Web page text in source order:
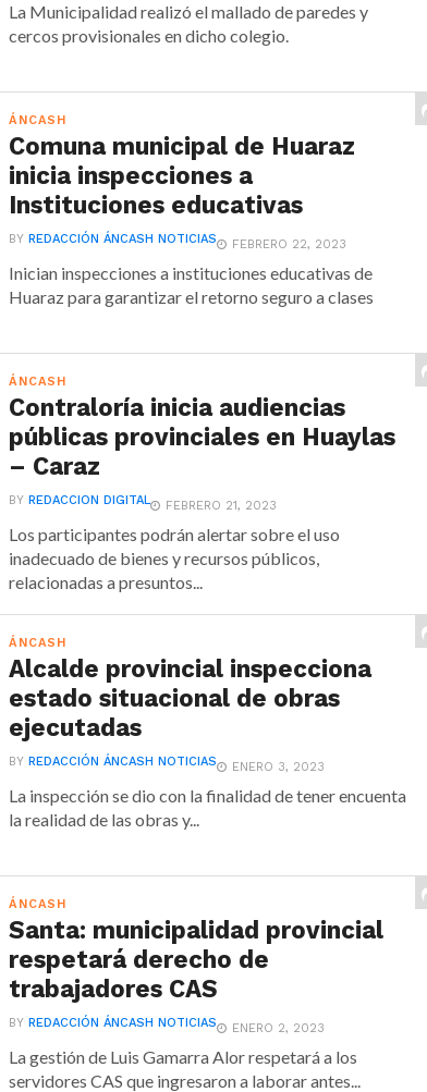
La Municipalidad realizó el mallado de paredes y
cercos provisionales en dicho colegio.
ÁNCASH
Comuna municipal de Huaraz
inicia inspecciones a
Instituciones educativas
BYREDACCIÓN ÁNCASH NOTICIAS FEBRERO 22, 2023
Inician inspecciones a instituciones educativas de
Huaraz para garantizar el retorno seguro a clases
ÁNCASH
Contraloría inicia audiencias
públicas provinciales en Huaylas
– Caraz
BYREDACCION DIGITAL FEBRERO 21, 2023
Los participantes podrán alertar sobre el uso
inadecuado de bienes y recursos públicos,
relacionadas a presuntos...
ÁNCASH
Alcalde provincial inspecciona
estado situacional de obras
ejecutadas
BYREDACCIÓN ÁNCASH NOTICIAS ENERO 3, 2023
La inspección se dio con la finalidad de tener encuenta
la realidad de las obras y...
ÁNCASH
Santa: municipalidad provincial
respetará derecho de
trabajadores CAS
BYREDACCIÓN ÁNCASH NOTICIAS ENERO 2, 2023
La gestión de Luis Gamarra Alor respetará a los
servidores CAS que ingresaron a laborar antes...